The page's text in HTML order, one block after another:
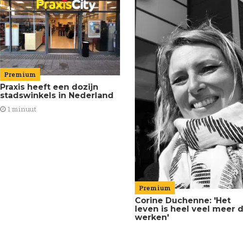
Premium
Praxis heeft een dozijn
stadswinkels in Nederland
1 minuut
Premium
Corine Duchenne: 'Het
leven is heel veel meer
werken'